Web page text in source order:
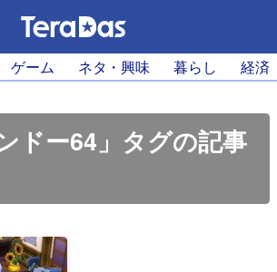
ゲーム ネタ・興味 暮らし 経済
ドー64」タグの記事